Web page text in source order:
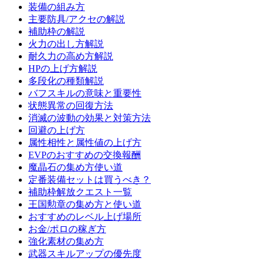
装備の組み方
主要防具/アクセの解説
補助枠の解説
火力の出し方解説
耐久力の高め方解説
HPの上げ方解説
多段化の種類解説
バフスキルの意味と重要性
状態異常の回復方法
消滅の波動の効果と対策方法
回避の上げ方
属性相性と属性値の上げ方
EVPのおすすめの交換報酬
魔晶石の集め方使い道
定番装備セットは買うべき？
補助枠解放クエスト一覧
王国勲章の集め方と使い道
おすすめのレベル上げ場所
お金/ポロの稼ぎ方
強化素材の集め方
武器スキルアップの優先度